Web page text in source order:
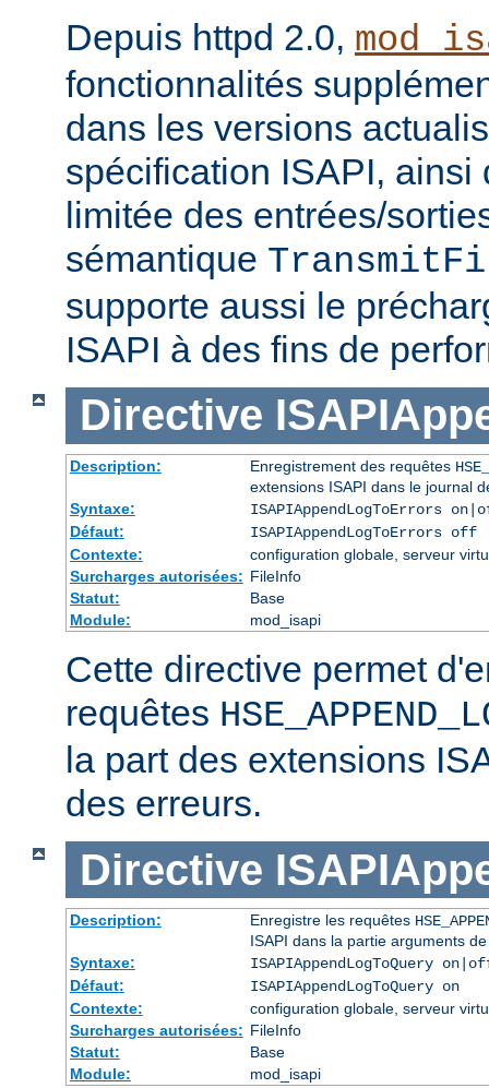
Depuis httpd 2.0,
fonctionnalités
dans les versions
spécification ISAPI, ainsi
limitée des entrées/
sémantique
supporte aussi le
ISAPI à des fins de
Directive
Description: Enregistrement des requêtes
extensions ISAPI dans le journal
Syntaxe:
ISAPIAppendLogToErrors
Défaut:
ISAPIAppendLogToErrors off
Contexte:
configuration globale, serveur
Surcharges autorisées: FileInfo
Statut:
Base
Module:
mod_isapi
Cette directive permet
requêtes
la part des extensions
des erreurs.
Directive
Description: Enregistre les requêtes
ISAPI dans la partie arguments
Syntaxe:
ISAPIAppendLogToQuery
Défaut:
ISAPIAppendLogToQuery on
Contexte:
configuration globale, serveur
Surcharges autorisées: FileInfo
Statut:
Base
Module:
mod_isapi